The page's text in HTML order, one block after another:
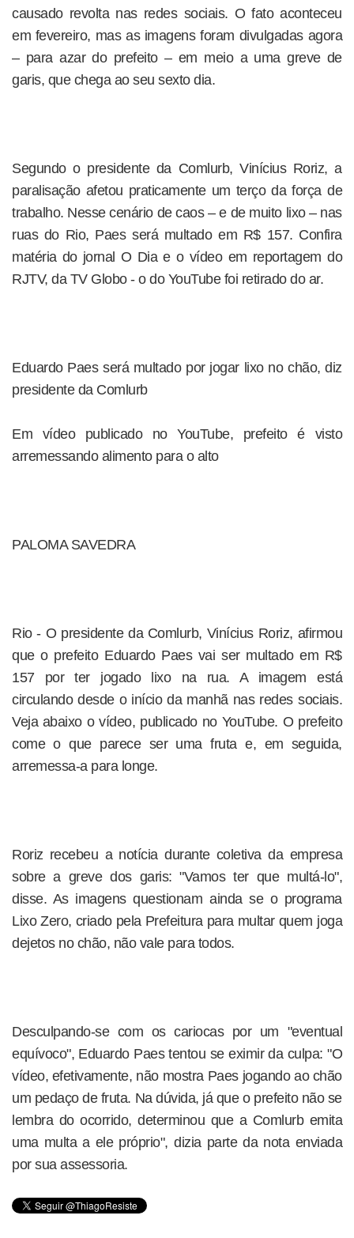
causado revolta nas redes sociais. O fato aconteceu
em fevereiro, mas as imagens foram divulgadas agora
– para azar do prefeito – em meio a uma greve de
garis, que chega ao seu sexto dia.
Segundo o presidente da Comlurb, Vinícius Roriz, a
paralisação afetou praticamente um terço da força de
trabalho. Nesse cenário de caos – e de muito lixo – nas
ruas do Rio, Paes será multado em R$ 157. Confira
matéria do jornal O Dia e o vídeo em reportagem do
RJTV, da TV Globo - o do YouTube foi retirado do ar.
Eduardo Paes será multado por jogar lixo no chão, diz
presidente da Comlurb
Em vídeo publicado no YouTube, prefeito é visto
arremessando alimento para o alto
PALOMA SAVEDRA
Rio - O presidente da Comlurb, Vinícius Roriz, afirmou
que o prefeito Eduardo Paes vai ser multado em R$
157 por ter jogado lixo na rua. A imagem está
circulando desde o início da manhã nas redes sociais.
Veja abaixo o vídeo, publicado no YouTube. O prefeito
come o que parece ser uma fruta e, em seguida,
arremessa-a para longe.
Roriz recebeu a notícia durante coletiva da empresa
sobre a greve dos garis: "Vamos ter que multá-lo",
disse. As imagens questionam ainda se o programa
Lixo Zero, criado pela Prefeitura para multar quem joga
dejetos no chão, não vale para todos.
Desculpando-se com os cariocas por um "eventual
equívoco", Eduardo Paes tentou se eximir da culpa: "O
vídeo, efetivamente, não mostra Paes jogando ao chão
um pedaço de fruta. Na dúvida, já que o prefeito não se
lembra do ocorrido, determinou que a Comlurb emita
uma multa a ele próprio", dizia parte da nota enviada
por sua assessoria.